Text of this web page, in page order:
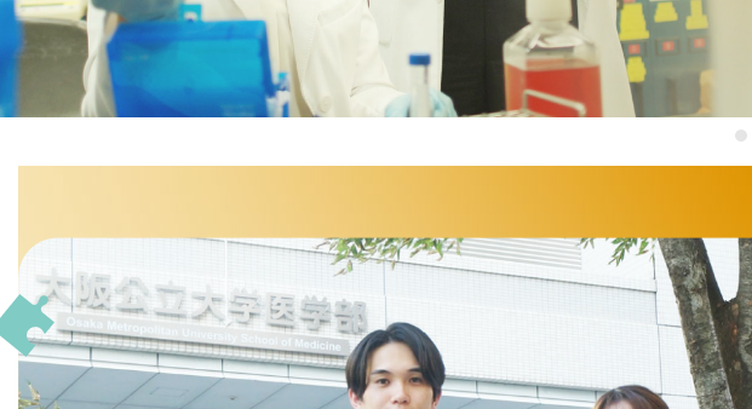
外傷グループ
リハビリグループ
骨・軟部腫瘍外来
外傷外来